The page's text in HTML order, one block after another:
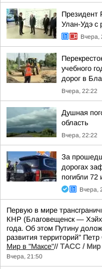
Президент
Улан-Удэ с
Вчера,
учебного
дорог в
Вчера, 22:22
Душная
область
Вчера, 22:22
За
дорогах
погибли 72
Вчера,
Первую в мире
КНР (Благовещенск —
года. Об этом Путину
развития территорий"
Мир в "Максе"// ТАСС / Мир
Вчера, 21:50